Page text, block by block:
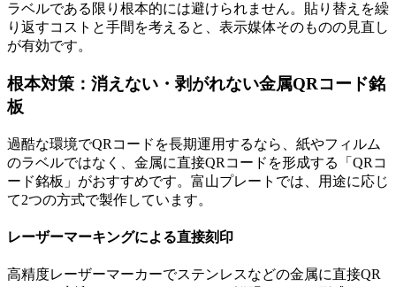
ラベルである限り根本的には避けられません。貼り替えを繰
り返すコストと手間を考えると、表示媒体そのものの見直し
が有効です。
根本対策：消えない・剥がれない金属QRコード銘
板
過酷な環境でQRコードを長期運用するなら、紙やフィルム
のラベルではなく、金属に直接QRコードを形成する「QRコ
ード銘板」がおすすめです。富山プレートでは、用途に応じ
て2つの方式で製作しています。
レーザーマーキングによる直接刻印
高精度レーザーマーカーでステンレスなどの金属に直接QR